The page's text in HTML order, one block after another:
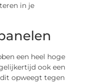
in je
een heel hoge
ook een
opweegt tegen